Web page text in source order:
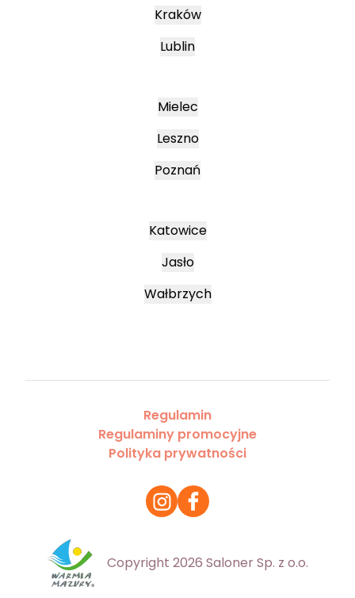
Kraków
Lublin
Mielec
Leszno
Poznań
Katowice
Jasło
Wałbrzych
Regulamin
Regulaminy promocyjne
Polityka prywatności
Copyright 2026 Saloner Sp. z o.o.